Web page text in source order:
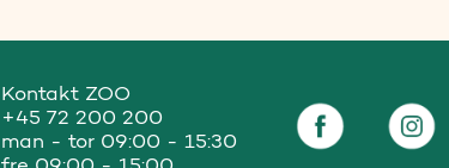
Kontakt ZOO
+45 72 200 200
man - tor 09:00 - 15:30